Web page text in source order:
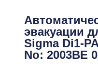
эвакуации
Sigma Di1-
No: 2003BE